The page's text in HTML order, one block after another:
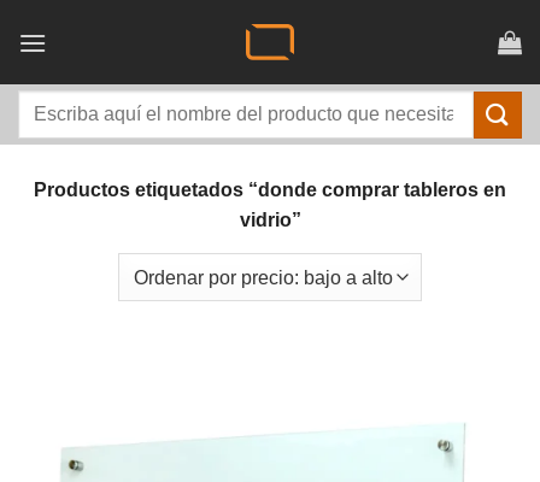
Buscar
Productos etiquetados “donde comprar tableros en
vidrio”